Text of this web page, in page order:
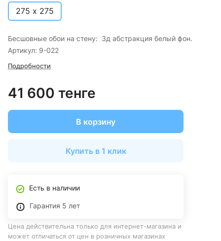
275 х 275
Бесшовные обои на стену: 3д абстракция белый фон.
Артикул: 9-022
Подробности
41 600 тенге
В корзину
Купить в 1 клик
Есть в наличии
Гарантия 5 лет
Цена действительна только для интернет-магазина и
может отличаться от цен в розничных магазинах